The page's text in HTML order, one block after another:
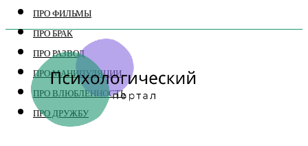
ПРО ФИЛЬМЫ
ПРО БРАК
ПРО РАЗВОД
ПРО МАНИПУЛЯЦИИ
ПРО ВЛЮБЛЕННОСТЬ
ПРО ДРУЖБУ